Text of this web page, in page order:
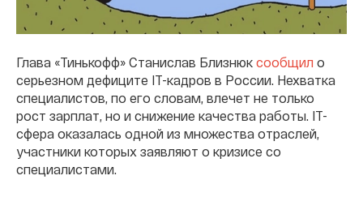
Глава «Тинькофф» Станислав Близнюк сообщил о
серьезном дефиците IT-кадров в России. Нехватка
специалистов, по его словам, влечет не только
рост зарплат, но и снижение качества работы. IT-
сфера оказалась одной из множества отраслей,
участники которых заявляют о кризисе со
специалистами.